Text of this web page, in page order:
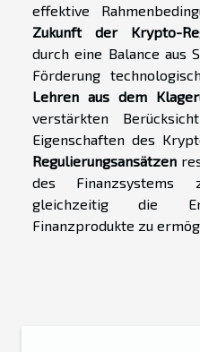
effektive
Zukunft der Krypto-
durch eine Balance aus
Förderung
Lehren aus dem
verstärkten
Eigenschaften des
Regulierungsansätzen
des Finanzsystems
gleichzeitig die
Finanzprodukte zu